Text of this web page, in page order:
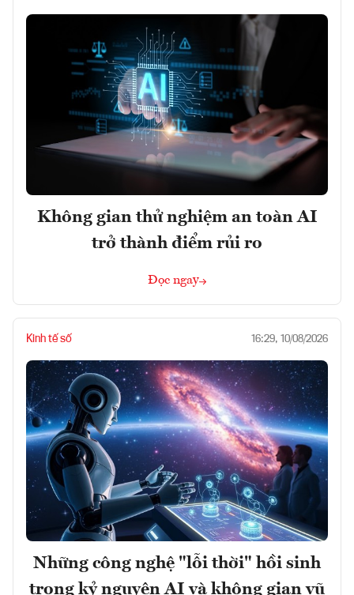
Không gian thử nghiệm an toàn AI
trở thành điểm rủi ro
Đọc ngay
Kinh tế số 16:29, 10/08/2026
Những công nghệ "lỗi thời" hồi sinh
trong kỷ nguyên AI và không gian vũ